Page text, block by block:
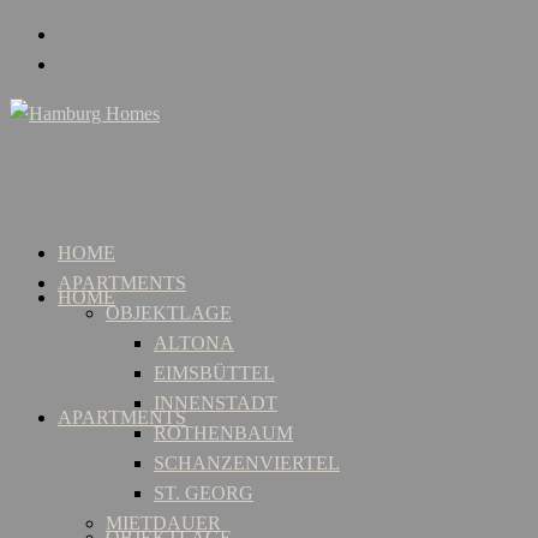
HOME
APARTMENTS
HOME
APARTMENTS
OBJEKTLAGE
ALTONA
EIMSBÜTTEL
INNENSTADT
ROTHENBAUM
SCHANZENVIERTEL
ST. GEORG
MIETDAUER